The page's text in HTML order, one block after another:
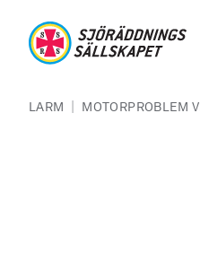
LARM | MOTORPROBLEM